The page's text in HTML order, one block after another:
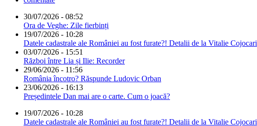
30/07/2026 - 08:52
Ora de Veghe: Zile fierbinți
19/07/2026 - 10:28
Datele cadastrale ale României au fost furate?! Detalii de la Vitalie Cojocari
03/07/2026 - 15:51
Război între Lia și Ilie: Recorder
29/06/2026 - 11:56
România încotro? Răspunde Ludovic Orban
23/06/2026 - 16:13
Președintele Dan mai are o carte. Cum o joacă?
19/07/2026 - 10:28
Datele cadastrale ale României au fost furate?! Detalii de la Vitalie Cojocari